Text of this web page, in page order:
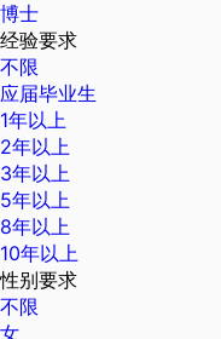
博士
经验要求
不限
应届毕业生
1年以上
2年以上
3年以上
5年以上
8年以上
10年以上
性别要求
不限
女